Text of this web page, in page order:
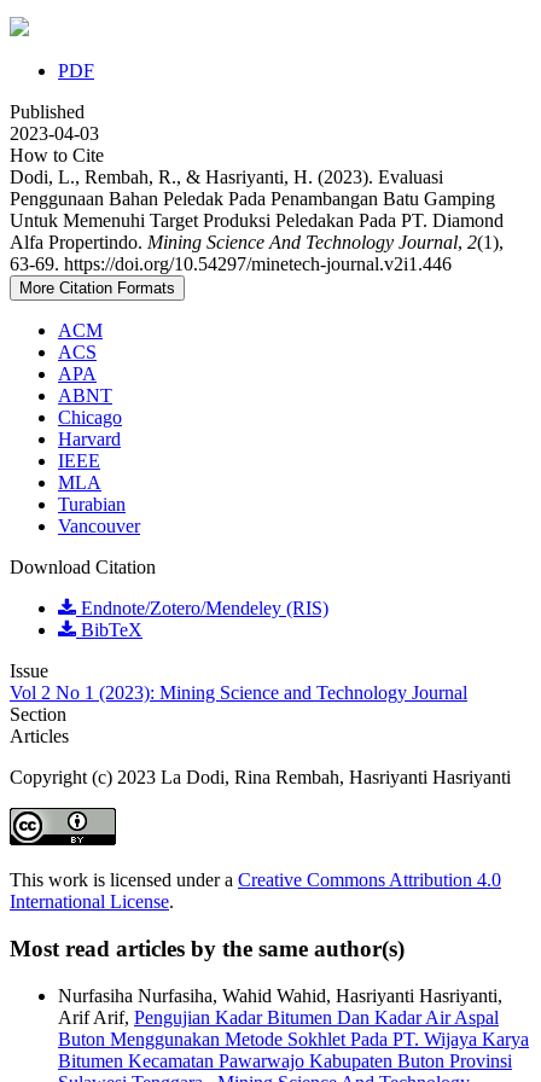
PDF
Published
2023-04-03
How to Cite
Dodi, L., Rembah, R., & Hasriyanti, H. (2023). Evaluasi
Penggunaan Bahan Peledak Pada Penambangan Batu Gamping
Untuk Memenuhi Target Produksi Peledakan Pada PT. Diamond
Alfa Propertindo. Mining Science And Technology Journal, 2(1),
63-69. https://doi.org/10.54297/minetech-journal.v2i1.446
More Citation Formats
ACM
ACS
APA
ABNT
Chicago
Harvard
IEEE
MLA
Turabian
Vancouver
Download Citation
Endnote/Zotero/Mendeley (RIS)
BibTeX
Issue
Vol 2 No 1 (2023): Mining Science and Technology Journal
Section
Articles
Copyright (c) 2023 La Dodi, Rina Rembah, Hasriyanti Hasriyanti
This work is licensed under a Creative Commons Attribution 4.0
International License.
Most read articles by the same author(s)
Nurfasiha Nurfasiha, Wahid Wahid, Hasriyanti Hasriyanti,
Arif Arif, Pengujian Kadar Bitumen Dan Kadar Air Aspal
Buton Menggunakan Metode Sokhlet Pada PT. Wijaya Karya
Bitumen Kecamatan Pawarwajo Kabupaten Buton Provinsi